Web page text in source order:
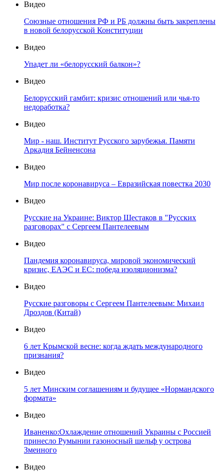
Видео
Союзные отношения РФ и РБ должны быть закреплены
в новой белорусской Конституции
Видео
Упадет ли «белорусский балкон»?
Видео
Белорусский гамбит: кризис отношений или чья-то
недоработка?
Видео
Мир - наш. Институт Русского зарубежья. Памяти
Аркадия Бейненсона
Видео
Мир после коронавируса – Евразийская повестка 2030
Видео
Русские на Украине: Виктор Шестаков в "Русских
разговорах" с Сергеем Пантелеевым
Видео
Пандемия коронавируса, мировой экономический
кризис, ЕАЭС и ЕС: победа изоляционизма?
Видео
Русские разговоры с Сергеем Пантелеевым: Михаил
Дроздов (Китай)
Видео
6 лет Крымской весне: когда ждать международного
признания?
Видео
5 лет Минским соглашениям и будущее «Нормандского
формата»
Видео
Иваненко:Охлаждение отношений Украины с Россией
принесло Румынии газоносный шельф у острова
Змеиного
Видео